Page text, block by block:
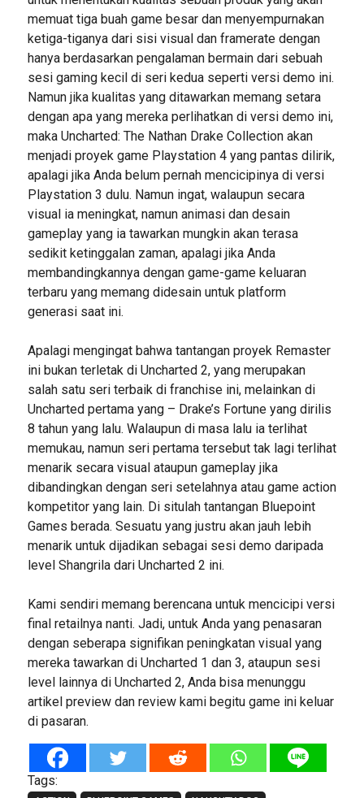
memuat tiga buah game besar dan menyempurnakan
ketiga-tiganya dari sisi visual dan framerate dengan
hanya berdasarkan pengalaman bermain dari sebuah
sesi gaming kecil di seri kedua seperti versi demo ini.
Namun jika kualitas yang ditawarkan memang setara
dengan apa yang mereka perlihatkan di versi demo ini,
maka Uncharted: The Nathan Drake Collection akan
menjadi proyek game Playstation 4 yang pantas dilirik,
apalagi jika Anda belum pernah mencicipinya di versi
Playstation 3 dulu. Namun ingat, walaupun secara
visual ia meningkat, namun animasi dan desain
gameplay yang ia tawarkan mungkin akan terasa
sedikit ketinggalan zaman, apalagi jika Anda
membandingkannya dengan game-game keluaran
terbaru yang memang didesain untuk platform
generasi saat ini.
Apalagi mengingat bahwa tantangan proyek Remaster
ini bukan terletak di Uncharted 2, yang merupakan
salah satu seri terbaik di franchise ini, melainkan di
Uncharted pertama yang – Drake’s Fortune yang dirilis
8 tahun yang lalu. Walaupun di masa lalu ia terlihat
memukau, namun seri pertama tersebut tak lagi terlihat
menarik secara visual ataupun gameplay jika
dibandingkan dengan seri setelahnya atau game action
kompetitor yang lain. Di situlah tantangan Bluepoint
Games berada. Sesuatu yang justru akan jauh lebih
menarik untuk dijadikan sebagai sesi demo daripada
level Shangrila dari Uncharted 2 ini.
Kami sendiri memang berencana untuk mencicipi versi
final retailnya nanti. Jadi, untuk Anda yang penasaran
dengan seberapa signifikan peningkatan visual yang
mereka tawarkan di Uncharted 1 dan 3, ataupun sesi
level lainnya di Uncharted 2, Anda bisa menunggu
artikel preview dan review kami begitu game ini keluar
di pasaran.
Tags: